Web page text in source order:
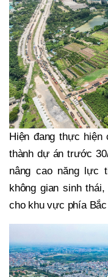
Hiện đang thực
thành dự án trước
nâng cao năng lực
không gian sinh
cho khu vực phía